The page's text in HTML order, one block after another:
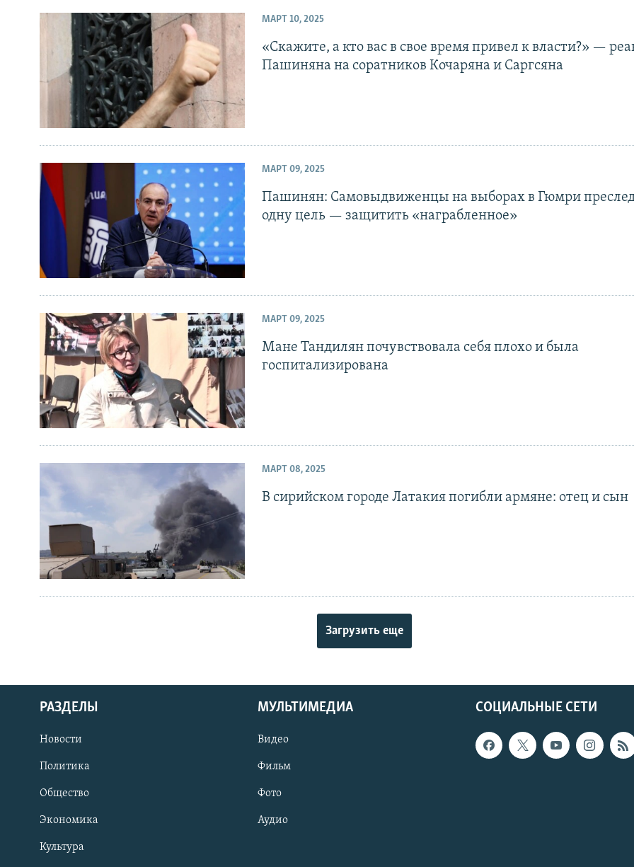
МАРТ 10, 2025
«Скажите, а кто вас в свое время привел к власти?» —
Пашиняна на соратников Кочаряна и Саргсяна
МАРТ 09, 2025
Пашинян: Самовыдвиженцы на выборах в Гюмри
одну цель — защитить «награбленное»
МАРТ 09, 2025
Мане Тандилян почувствовала себя плохо и была
госпитализирована
МАРТ 08, 2025
В сирийском городе Латакия погибли армяне: отец и сын
Загрузить еще
СОЦИАЛЬНЫЕ СЕТИ
РАЗДЕЛЫ
Новости
Политика
Общество
Экономика
Культура
МУЛЬТИМЕДИА
Видео
Фильм
Фото
Аудио